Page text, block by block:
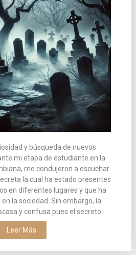
y búsqueda de nuevos
mi etapa de estudiante en la
me condujeron a escuchar
la cual ha estado presentes
en diferentes lugares y que ha
la sociedad. Sin embargo, la
y confusa pues el secreto
Leer Más